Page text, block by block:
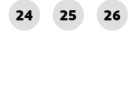
24 25 26